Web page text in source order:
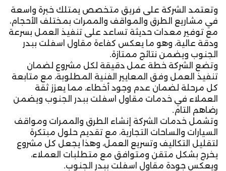
وتعتمد الشركة على فريق متخصص يمتلك خبرة واسعة
في مشاريع الطرق والمواقف والممرات بمختلف الأحجام،
مع توفير معدات حديثة تساعد على تنفيذ العمل بسرعة
ودقة عالية، وهو ما يعكس كفاءة مقاول اسفلت ببدر
الجنوب ويضمن نتائج ممتازة.
وتضع الشركة خطة عمل دقيقة لكل مشروع لضمان
تنفيذ العمل وفق المعايير الفنية المطلوبة، مع متابعة
كل مرحلة لضمان عدم وجود أخطاء، مما يعزز ثقة
العملاء في خدمات مقاول اسفلت ببدر الجنوب ويضمن
رضاهم التام.
وتشمل خدمات الشركة إنشاء الطرق والممرات ومواقف
السيارات والساحات التجارية، مع تقديم حلول مبتكرة
لتقليل التكاليف وتسريع العمل، وهذا يجعل كل مشروع
يخرج بشكل متقن ومتوافق مع متطلبات العملاء،
ويعكس جودة مقاول اسفلت ببدر الجنوب.